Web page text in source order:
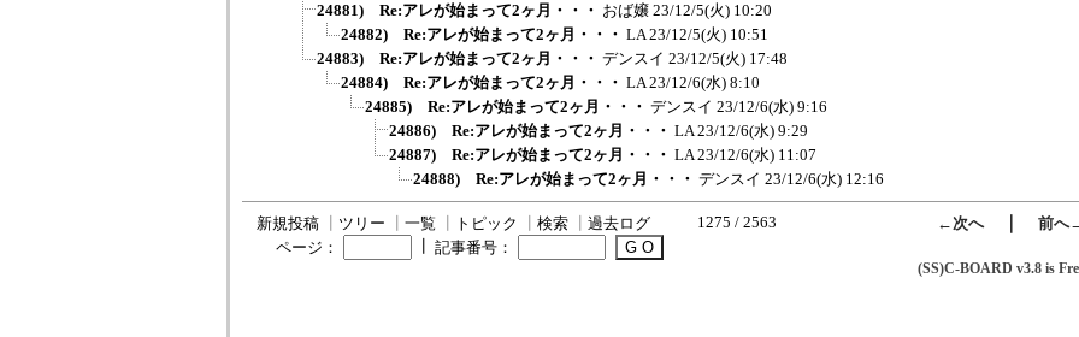
24881) Re:アレが始まって2ヶ月・・・ おば嬢 23/12/5(火) 10:20
24882) Re:アレが始まって2ヶ月・・・ LA 23/12/5(火) 10:51
24883) Re:アレが始まって2ヶ月・・・ デンスイ 23/12/5(火) 17:48
24884) Re:アレが始まって2ヶ月・・・ LA 23/12/6(水) 8:10
24885) Re:アレが始まって2ヶ月・・・ デンスイ 23/12/6(水) 9:16
24886) Re:アレが始まって2ヶ月・・・ LA 23/12/6(水) 9:29
24887) Re:アレが始まって2ヶ月・・・ LA 23/12/6(水) 11:07
24888) Re:アレが始まって2ヶ月・・・ デンスイ 23/12/6(水) 12:16
新規投稿 ツリー 一覧 トピック 検索 過去ログ 1275 / 2563 ←次へ｜ 前へ
ページ：
記事番号：
(SS)C-BOARD v3.8 is